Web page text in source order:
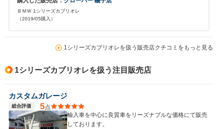
ＢＭＷ 1シリーズカブリオレ
（2019/05購入）
1シリーズカブリオレを扱う販売店クチコミをもっと見る
1シリーズカブリオレを扱う注目販売店
カスタムガレージ
総合評価 5点
輸入車を中心に良質車をリーズナブルな価格にて販売
しております。